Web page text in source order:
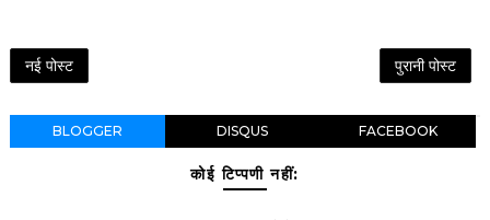
नई पोस्ट पुरानी पोस्ट
BLOGGER DISQUS FACEBOOK
कोई टिप्पणी नहीं: